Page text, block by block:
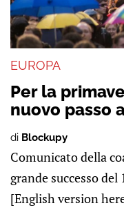
EUROPA
Per la
nuovo passo
di Blockupy
Comunicato della
grande successo
[English version